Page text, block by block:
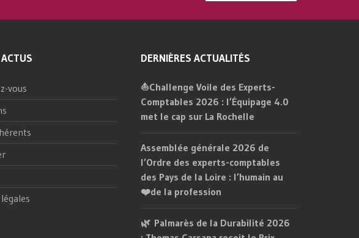
vous
DERNIÈRES ACTUALITÉS
⛵Challenge Voile des Experts-
Comptables 2026 : l’Équipage 4.0
met le cap sur La Rochelle
Assemblée générale 2026 de
l’Ordre des experts-comptables
des Pays de la Loire : l’humain au
❤️de la profession
🌿 Palmarès de la Durabilité 2026